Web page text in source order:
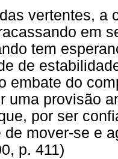
vertentes, a
em
tem
de
embate do
uma provisão
por ser
de mover-se e
p. 411)